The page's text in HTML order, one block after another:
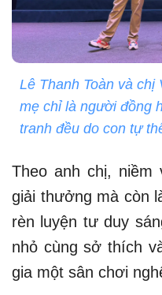
Lê Thanh Toàn và chị
mẹ chỉ là người đồng
tranh đều do con tự
Theo anh chị, niềm
giải thưởng mà còn
rèn luyện tư duy
nhỏ cùng sở thích
gia một sân chơi